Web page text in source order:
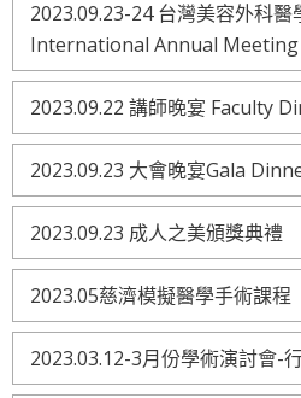
2023.09.23-24 台灣美容外科醫
International Annual Meeting
2023.09.22 講師晚宴 Faculty
2023.09.23 大會晚宴Gala
2023.09.23 成人之美頒獎典禮
2023.05慈濟模擬醫學手術課程
2023.03.12-3月份學術演討會-